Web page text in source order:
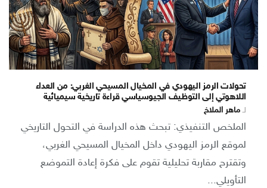
تحولات الرمز اليهودي في المخيال المسيحي الغربي: من العداء
اللاهوتي إلى التوظيف الجيوسياسي قراءة تاريخية سيميائية
لـ ماهر الملاخ
الملخص التنفيذي: تبحث هذه الدراسة في التحول التاريخي
لموقع الرمز اليهودي داخل المخيال المسيحي الغربي،
وتقترح مقاربة تحليلية تقوم على فكرة إعادة التموضع
التأويلي...